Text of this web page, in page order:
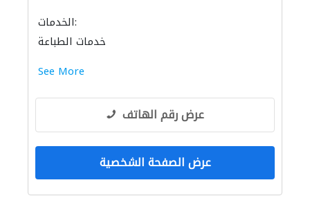
الخدمات:
خدمات الطباعة
See More
عرض رقم الهاتف
عرض الصفحة الشخصية